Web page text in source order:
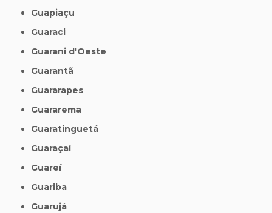
Guapiaçu
Guaraci
Guarani d'Oeste
Guarantã
Guararapes
Guararema
Guaratinguetá
Guaraçaí
Guareí
Guariba
Guarujá